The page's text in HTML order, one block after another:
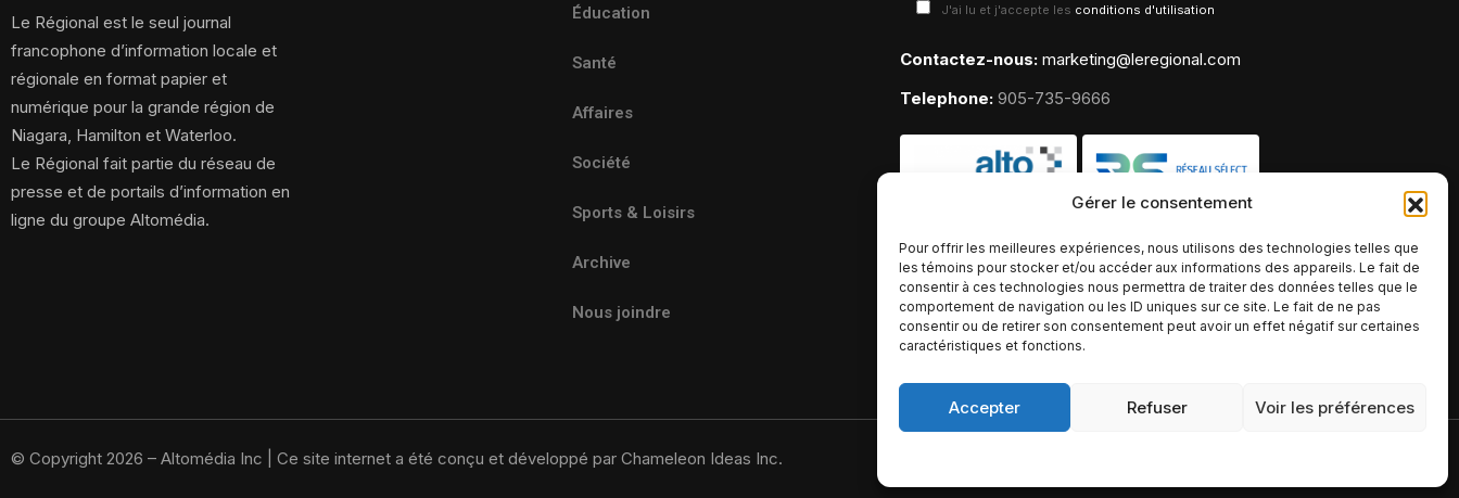
Gérer le consentement
Pour offrir les meilleures expériences, nous utilisons des technologies telles que
les témoins pour stocker et/ou accéder aux informations des appareils. Le fait de
consentir à ces technologies nous permettra de traiter des données telles que le
comportement de navigation ou les ID uniques sur ce site. Le fait de ne pas
consentir ou de retirer son consentement peut avoir un effet négatif sur certaines
caractéristiques et fonctions.
Accepter Refuser Voir les préférences
Le Régional est le seul journal
francophone d’information locale et
régionale en format papier et
numérique pour la grande région de
Niagara, Hamilton et Waterloo.
Le Régional fait partie du réseau de
presse et de portails d’information en
ligne du groupe Altomédia.
Éducation
Santé
Affaires
Société
Sports & Loisirs
Archive
Nous joindre
J'ai lu et j'accepte les conditions d'utilisation
Contactez-nous: marketing@leregional.com
Telephone: 905-735-9666
© Copyright 2026 – Altomédia Inc | Ce site internet a été conçu et développé par Chameleon Ideas Inc.